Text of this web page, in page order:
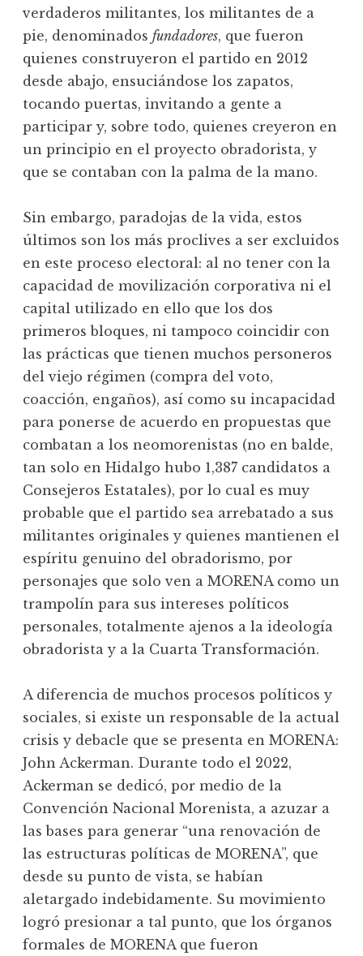
verdaderos militantes, los militantes de a
pie, denominados fundadores, que fueron
quienes construyeron el partido en 2012
desde abajo, ensuciándose los zapatos,
tocando puertas, invitando a gente a
participar y, sobre todo, quienes creyeron en
un principio en el proyecto obradorista, y
que se contaban con la palma de la mano.
Sin embargo, paradojas de la vida, estos
últimos son los más proclives a ser excluidos
en este proceso electoral: al no tener con la
capacidad de movilización corporativa ni el
capital utilizado en ello que los dos
primeros bloques, ni tampoco coincidir con
las prácticas que tienen muchos personeros
del viejo régimen (compra del voto,
coacción, engaños), así como su incapacidad
para ponerse de acuerdo en propuestas que
combatan a los neomorenistas (no en balde,
tan solo en Hidalgo hubo 1,387 candidatos a
Consejeros Estatales), por lo cual es muy
probable que el partido sea arrebatado a sus
militantes originales y quienes mantienen el
espíritu genuino del obradorismo, por
personajes que solo ven a MORENA como un
trampolín para sus intereses políticos
personales, totalmente ajenos a la ideología
obradorista y a la Cuarta Transformación.
A diferencia de muchos procesos políticos y
sociales, si existe un responsable de la actual
crisis y debacle que se presenta en MORENA:
John Ackerman. Durante todo el 2022,
Ackerman se dedicó, por medio de la
Convención Nacional Morenista, a azuzar a
las bases para generar “una renovación de
las estructuras políticas de MORENA”, que
desde su punto de vista, se habían
aletargado indebidamente. Su movimiento
logró presionar a tal punto, que los órganos
formales de MORENA que fueron